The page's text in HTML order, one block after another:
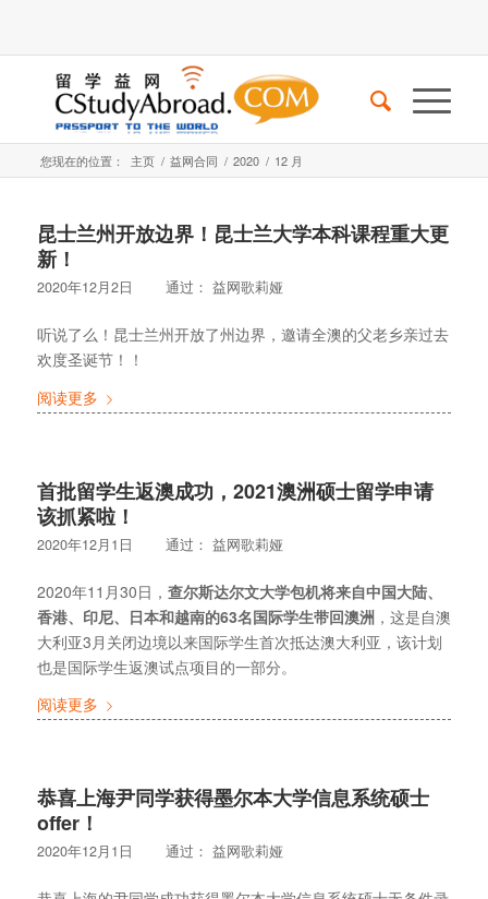
您现在的位置： 主页 / 益网合同 / 2020 / 12 月
昆士兰州开放边界！昆士兰大学本科课程重大更
新！
2020年12月2日 通过： 益网歌莉娅
听说了么！昆士兰州开放了州边界，邀请全澳的父老乡亲过去
欢度圣诞节！！
阅读更多
首批留学生返澳成功，2021澳洲硕士留学申请
该抓紧啦！
2020年12月1日 通过： 益网歌莉娅
2020年11月30日， 查尔斯达尔文大学包机将来自中国大陆、
香港、印尼、日本和越南的63名国际学生带回澳洲，这是自澳
大利亚3月关闭边境以来国际学生首次抵达澳大利亚，该计划
也是国际学生返澳试点项目的一部分。
阅读更多
恭喜上海尹同学获得墨尔本大学信息系统硕士
offer！
2020年12月1日 通过： 益网歌莉娅